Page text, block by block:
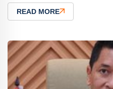
READ MORE